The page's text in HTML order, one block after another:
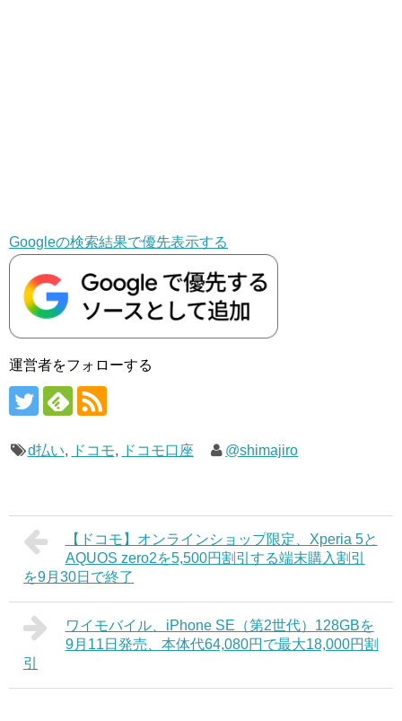
Googleの検索結果で優先表示する
運営者をフォローする
d払い, ドコモ, ドコモ口座 @shimajiro
【ドコモ】オンラインショップ限定、Xperia 5と
AQUOS zero2を5,500円割引する端末購入割引
を9月30日で終了
ワイモバイル、iPhone SE（第2世代）128GBを
9月11日発売、本体代64,080円で最大18,000円割
引